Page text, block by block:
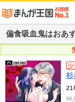
偏食吸血鬼はおあ
少
杉
21
56